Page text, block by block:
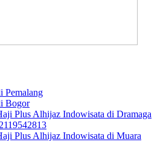
Pemalang
Bogor
Plus Alhijaz Indowisata di Dramaga
Plus Alhijaz Indowisata di Muara